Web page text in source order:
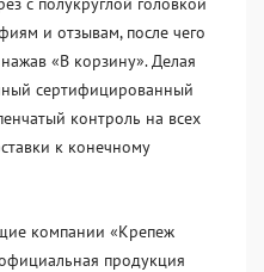
и отзывам, после чего
«В корзину». Делая
сертифицированный
контроль на всех
к конечному
компании «Крепеж
продукция